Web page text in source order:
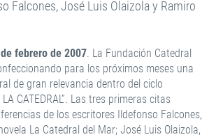
Falcones, José Luis Olaizola y Ramiro
febrero de 2007. La Fundación Catedral
para los próximos meses una
de gran relevancia dentro del ciclo
LA CATEDRAL”. Las tres primeras citas
de los escritores Ildefonso Falcones,
La Catedral del Mar; José Luis Olaizola,